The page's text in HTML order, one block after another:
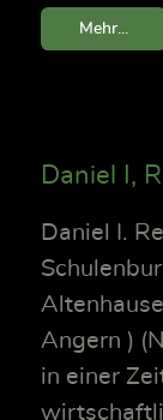
Mehr...
Daniel I,
Daniel I.
Angern )
in einer